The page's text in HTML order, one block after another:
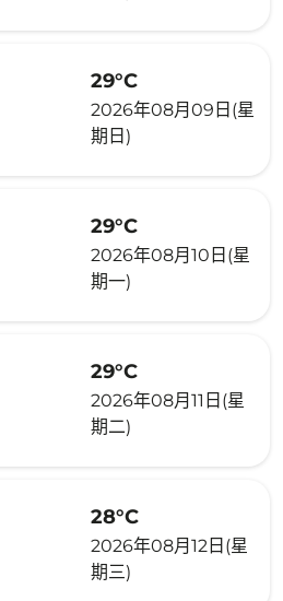
29°C
2026年08月09日(星
期日)
29°C
2026年08月10日(星
期一)
29°C
2026年08月11日(星
期二)
28°C
2026年08月12日(星
期三)